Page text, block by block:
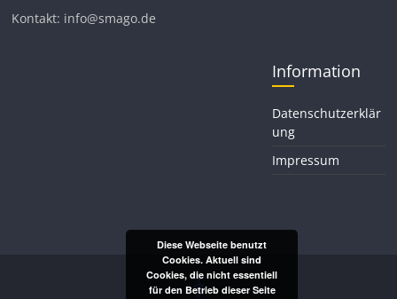
Kontakt: info@smago.de
Information
Datenschutzerklär
ung
Impressum
Diese Webseite benutzt
Cookies. Aktuell sind
Cookies, die nicht essentiell
für den Betrieb dieser Seite